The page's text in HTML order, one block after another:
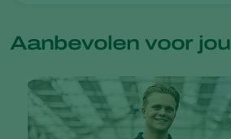
Aanbevolen voor jou